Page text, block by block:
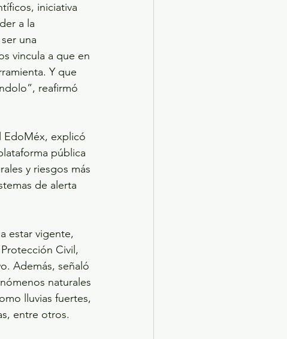
iniciativa
a la
una
vincula a que en
Y que
reafirmó
EdoMéx, explicó
pública
y riesgos más
de alerta
estar vigente,
Civil,
Además, señaló
naturales
lluvias fuertes,
entre otros.